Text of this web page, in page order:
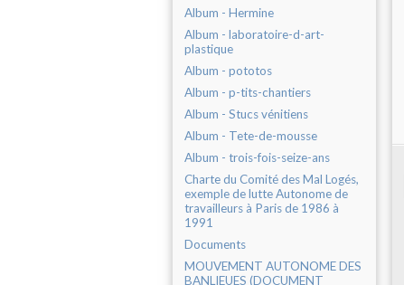
Album - Hermine
Album - laboratoire-d-art-
plastique
Album - pototos
Album - p-tits-chantiers
Album - Stucs vénitiens
Album - Tete-de-mousse
Album - trois-fois-seize-ans
Charte du Comité des Mal Logés,
exemple de lutte Autonome de
travailleurs à Paris de 1986 à
1991
Documents
MOUVEMENT AUTONOME DES
BANLIEUES (DOCUMENT